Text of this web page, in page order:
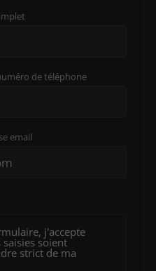
de téléphone
email
j'accepte
soient
strict de ma